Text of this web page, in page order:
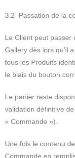
3.2 Passation de la
Le Client peut passer
Gallery dès lors qu’il
tous les Produits
le biais du bouton
Le panier reste
validation définitive
« Commande »).
Une fois le contenu
Commande en